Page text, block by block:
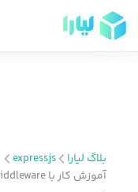
بلاگ لیارا
expressjs
آموزش کار با Middleware در فریم‌ورک Express.js